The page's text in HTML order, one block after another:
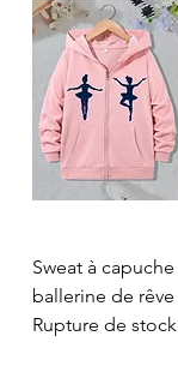
Sweat à capuche
ballerine de rêve
Rupture de stock